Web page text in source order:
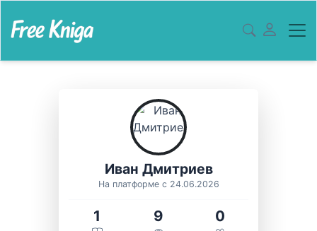
Иван Дмитриев
На платформе с 24.06.2026
1 9 0